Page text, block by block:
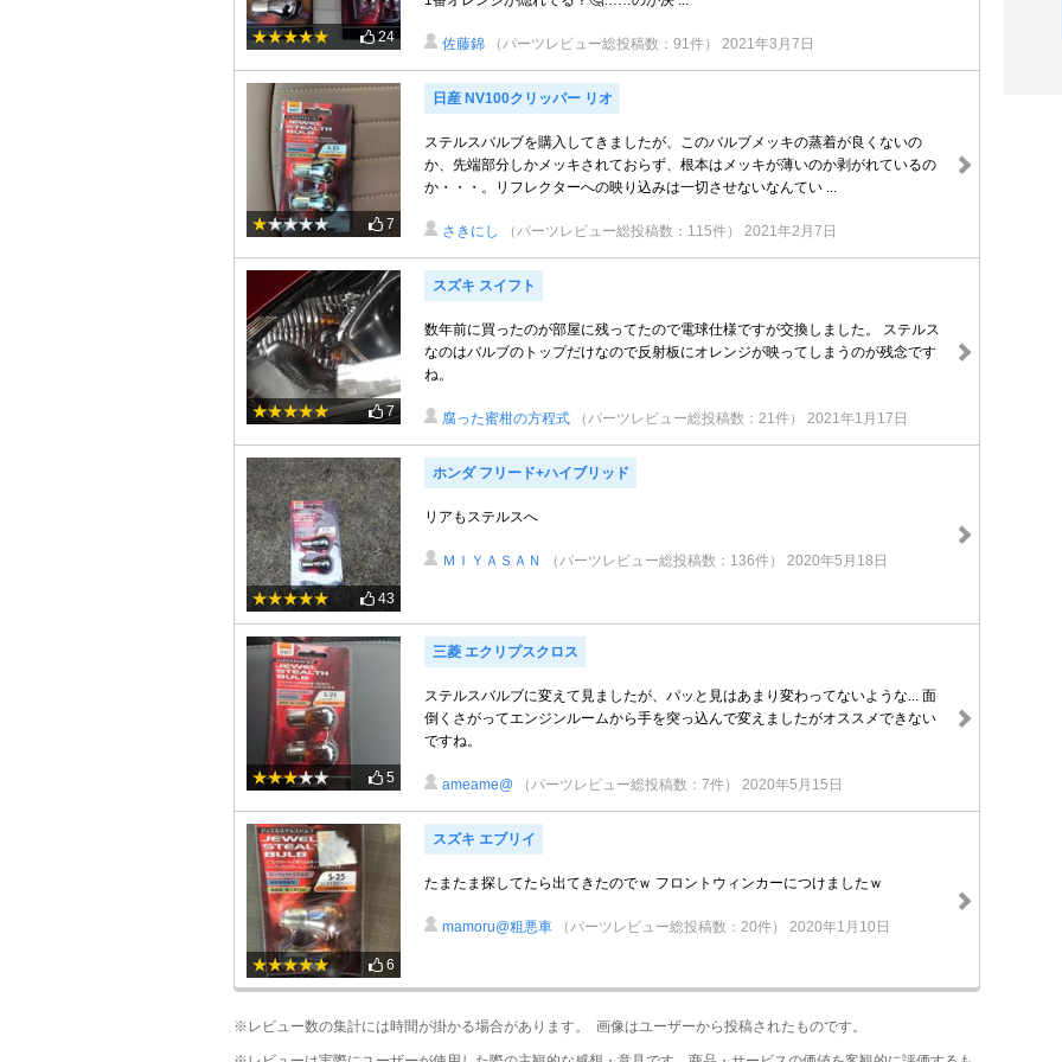
24 佐藤錦 （パーツレビュー総投稿数：91件） 2021年3月7日
7
日産 NV100クリッパー リオ
ステルスバルブを購入してきましたが、このバルブメッキの蒸着が良くないの
か、先端部分しかメッキされておらず、根本はメッキが薄いのか剥がれているの
か・・・。リフレクターへの映り込みは一切させないなんてい ...
さきにし （パーツレビュー総投稿数：115件） 2021年2月7日
7
スズキ スイフト
数年前に買ったのが部屋に残ってたので電球仕様ですが交換しました。 ステルス
なのはバルブのトップだけなので反射板にオレンジが映ってしまうのが残念です
ね。
腐った蜜柑の方程式 （パーツレビュー総投稿数：21件） 2021年1月17日
43
ホンダ フリード+ハイブリッド
リアもステルスへ
ＭＩＹＡＳＡＮ （パーツレビュー総投稿数：136件） 2020年5月18日
5
三菱 エクリプスクロス
ステルスバルブに変えて見ましたが、パッと見はあまり変わってないような... 面
倒くさがってエンジンルームから手を突っ込んで変えましたがオススメできない
ですね。
ameame@ （パーツレビュー総投稿数：7件） 2020年5月15日
6
スズキ エブリイ
たまたま探してたら出てきたのでｗ フロントウィンカーにつけましたｗ
mamoru@粗悪車 （パーツレビュー総投稿数：20件） 2020年1月10日
※レビュー数の集計には時間が掛かる場合があります。 画像はユーザーから投稿されたものです。